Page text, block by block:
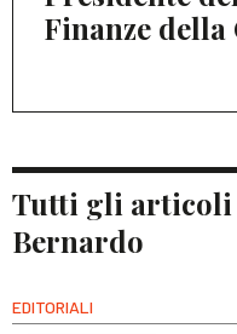
Finanze della
Tutti gli
Bernardo
EDITORIALI